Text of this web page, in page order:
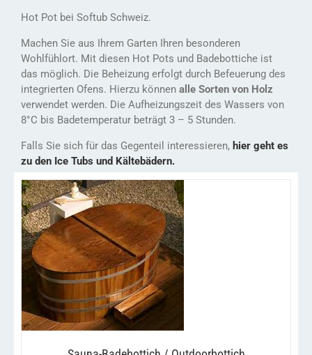
Hot Pot bei Softub Schweiz.
Machen Sie aus Ihrem Garten Ihren besonderen
Wohlfühlort. Mit diesen Hot Pots und Badebottiche ist
das möglich. Die Beheizung erfolgt durch Befeuerung des
integrierten Ofens. Hierzu können alle Sorten von Holz
verwendet werden. Die Aufheizungszeit des Wassers von
8°C bis Badetemperatur beträgt 3 – 5 Stunden.
Falls Sie sich für das Gegenteil interessieren, hier geht es
zu den Ice Tubs und Kältebädern.
AUSFÜHRUNG WÄHLEN DIESES
PRODUKT
WEIST
MEHRERE
VARIANTEN
AUF.
DIE
KÖNNEN
/
DETAILS